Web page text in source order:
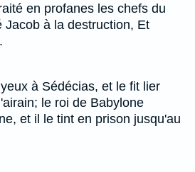
en profanes les chefs du
Jacob à la destruction, Et
à Sédécias, et le fit lier
le roi de Babylone
et il le tint en prison jusqu'au